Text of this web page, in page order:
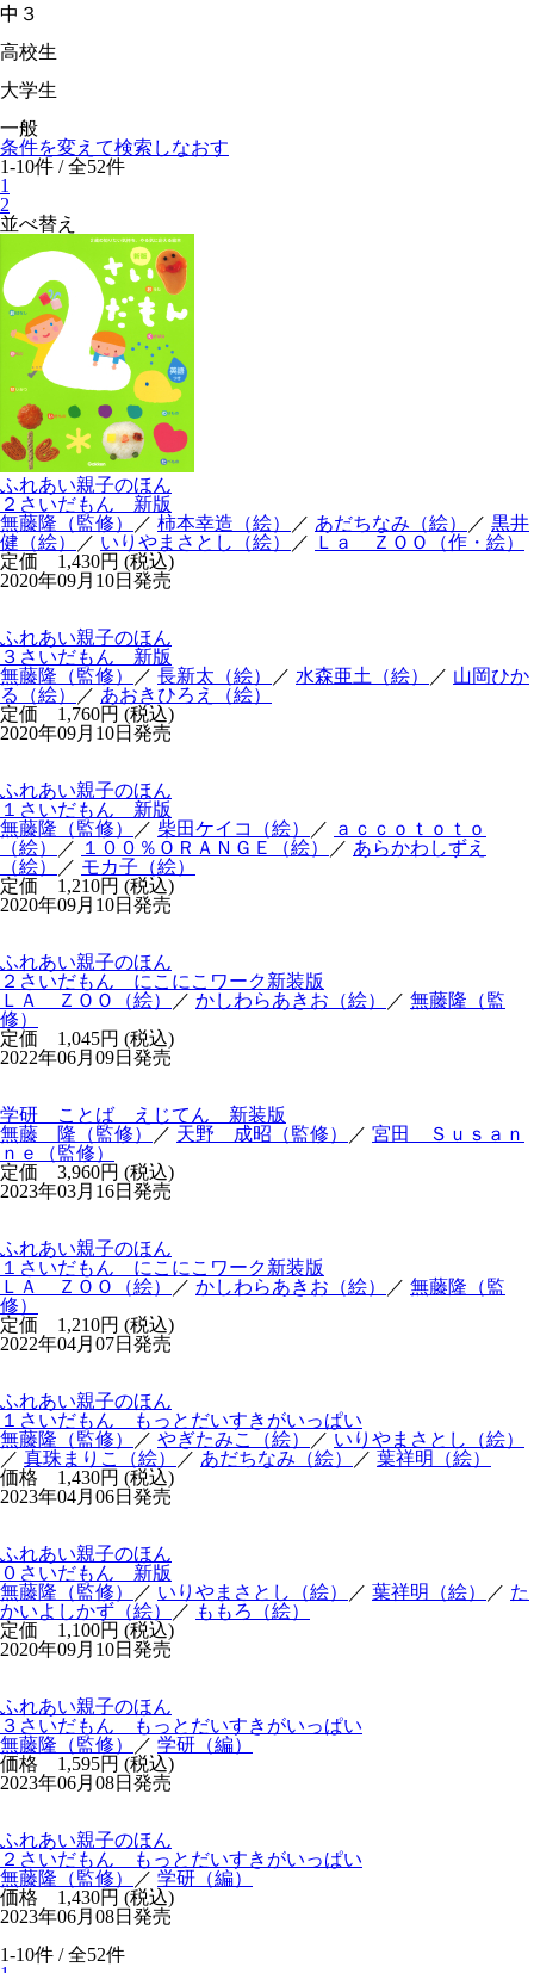
中３
高校生
大学生
一般
条件を変えて検索しなおす
1-10件 / 全52件
1
2
並べ替え
ふれあい親子のほん
２さいだもん 新版
無藤隆（監修）
／ 柿本幸造（絵） ／ あだちなみ（絵） ／ 黒井
健（絵）
／ いりやまさとし（絵） ／ Ｌａ ＺＯＯ（作・絵）
定価 1,430円 (税込)
2020年09月10日発売
ふれあい親子のほん
３さいだもん 新版
無藤隆（監修）
／ 長新太（絵） ／ 水森亜土（絵） ／ 山岡ひか
る（絵）
／ あおきひろえ（絵）
定価 1,760円 (税込)
2020年09月10日発売
ふれあい親子のほん
１さいだもん 新版
無藤隆（監修）
／ 柴田ケイコ（絵） ／ ａｃｃｏｔｏｔｏ
（絵）
／ １００％ＯＲＡＮＧＥ（絵） ／ あらかわしずえ
（絵）
／ モカ子（絵）
定価 1,210円 (税込)
2020年09月10日発売
ふれあい親子のほん
２さいだもん にこにこワーク新装版
ＬＡ ＺＯＯ（絵）
／ かしわらあきお（絵） ／ 無藤隆（監
修）
定価 1,045円 (税込)
2022年06月09日発売
学研 ことば えじてん 新装版
無藤 隆（監修）
／ 天野 成昭（監修） ／ 宮田 Ｓｕｓａｎ
ｎｅ（監修）
定価 3,960円 (税込)
2023年03月16日発売
ふれあい親子のほん
１さいだもん にこにこワーク新装版
ＬＡ ＺＯＯ（絵）
／ かしわらあきお（絵） ／ 無藤隆（監
修）
定価 1,210円 (税込)
2022年04月07日発売
ふれあい親子のほん
１さいだもん もっとだいすきがいっぱい
無藤隆（監修）
／ やぎたみこ（絵） ／ いりやまさとし（絵）
／ 真珠まりこ（絵） ／ あだちなみ（絵） ／ 葉祥明（絵）
価格 1,430円 (税込)
2023年04月06日発売
ふれあい親子のほん
０さいだもん 新版
無藤隆（監修）
／ いりやまさとし（絵） ／ 葉祥明（絵） ／ た
かいよしかず（絵）
／ ももろ（絵）
定価 1,100円 (税込)
2020年09月10日発売
ふれあい親子のほん
３さいだもん もっとだいすきがいっぱい
無藤隆（監修）
／ 学研（編）
価格 1,595円 (税込)
2023年06月08日発売
ふれあい親子のほん
２さいだもん もっとだいすきがいっぱい
無藤隆（監修）
／ 学研（編）
価格 1,430円 (税込)
2023年06月08日発売
1-10件 / 全52件